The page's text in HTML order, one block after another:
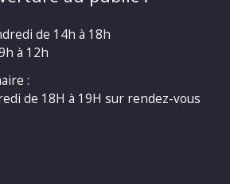
de 14h à 18h
à 12h
:
de 18H à 19H sur rendez-vous